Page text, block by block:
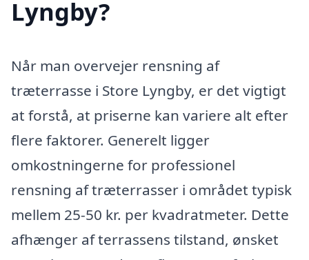
Lyngby?
Når man overvejer rensning af
træterrasse i Store Lyngby, er det vigtigt
at forstå, at priserne kan variere alt efter
flere faktorer. Generelt ligger
omkostningerne for professionel
rensning af træterrasser i området typisk
mellem 25-50 kr. per kvadratmeter. Dette
afhænger af terrassens tilstand, ønsket